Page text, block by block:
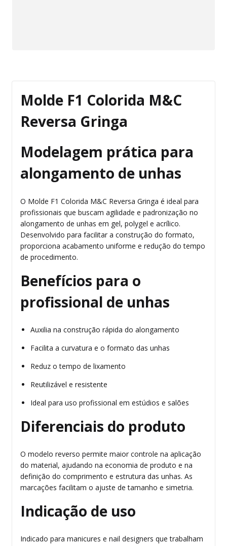
Molde F1 Colorida M&C
Reversa Gringa
Modelagem prática para
alongamento de unhas
O Molde F1 Colorida M&C Reversa Gringa é ideal para
profissionais que buscam agilidade e padronização no
alongamento de unhas em gel, polygel e acrílico.
Desenvolvido para facilitar a construção do formato,
proporciona acabamento uniforme e redução do tempo
de procedimento.
Benefícios para o
profissional de unhas
Auxilia na construção rápida do alongamento
Facilita a curvatura e o formato das unhas
Reduz o tempo de lixamento
Reutilizável e resistente
Ideal para uso profissional em estúdios e salões
Diferenciais do produto
O modelo reverso permite maior controle na aplicação
do material, ajudando na economia de produto e na
definição do comprimento e estrutura das unhas. As
marcações facilitam o ajuste de tamanho e simetria.
Indicação de uso
Indicado para manicures e nail designers que trabalham